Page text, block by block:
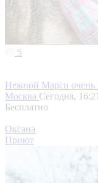
5
Нежной Марси очень
Москва Сегодня, 16:21
Бесплатно
Оксана
Приют